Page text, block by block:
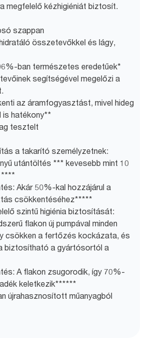
megfelelő kézhigiéniát biztosít.
szappan
összetevőkkel és lágy,
ban természetes eredetűek*
segítségével megelőzi a
az áramfogyasztást, mivel hideg
is hatékony**
tesztelt
a takarító személyzetnek:
utántöltés *** kevesebb mint 10
Akár 50%-kal hozzájárul a
csökkentéséhez*****
szintű higiénia biztosítását:
flakon új pumpával minden
csökken a fertőzés kockázata, és
biztosítható a gyártósortól a
A flakon zsugorodik, így 70%-
keletkezik******
újrahasznosított műanyagból